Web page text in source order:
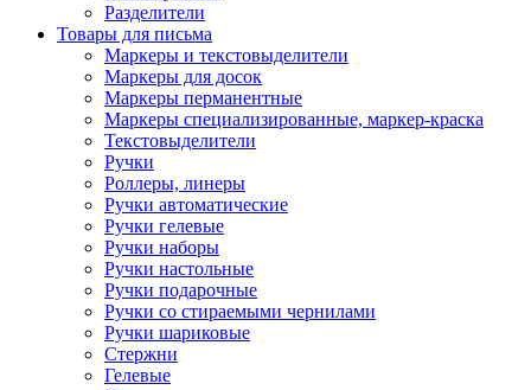
Разделители
Товары для письма
Маркеры и текстовыделители
Маркеры для досок
Маркеры перманентные
Маркеры специализированные, маркер-краска
Текстовыделители
Ручки
Роллеры, линеры
Ручки автоматические
Ручки гелевые
Ручки наборы
Ручки настольные
Ручки подарочные
Ручки со стираемыми чернилами
Ручки шариковые
Стержни
Гелевые